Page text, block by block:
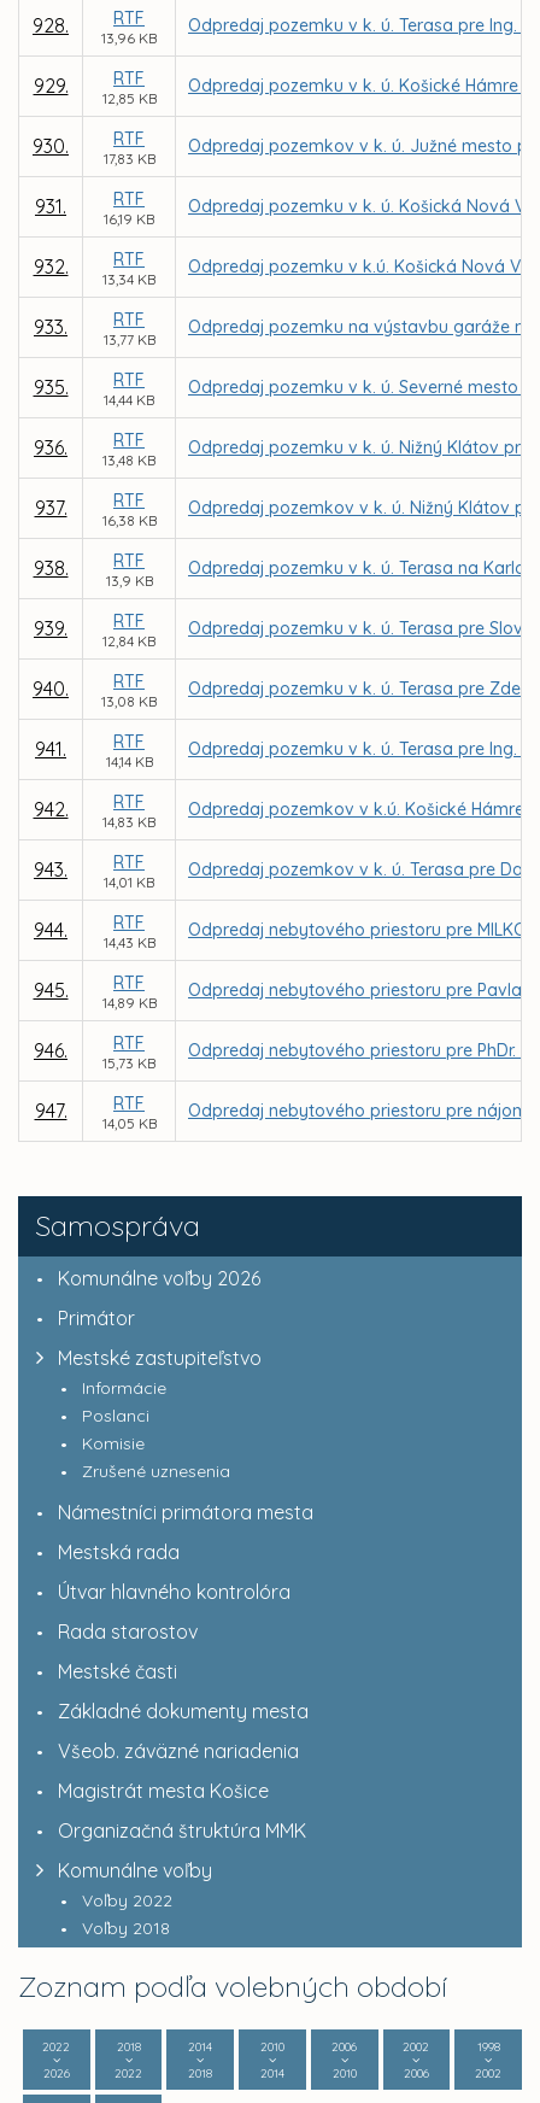
Samospráva
Komunálne voľby 2026
Primátor
Mestské zastupiteľstvo
Informácie
Poslanci
Komisie
Zrušené uznesenia
Námestníci primátora mesta
Mestská rada
Útvar hlavného kontrolóra
Rada starostov
Mestské časti
Základné dokumenty mesta
Všeob. záväzné nariadenia
Magistrát mesta Košice
Organizačná štruktúra MMK
Komunálne voľby
Voľby 2022
Voľby 2018
Zoznam podľa volebných období
2022
2026
2018
2022
2014
2018
2010
2014
2006
2010
2002
2006
1998
2002
928. RTF
13,96 KB
Odpredaj pozemku v k. ú. Terasa pre Ing.
929. RTF
12,85 KB
Odpredaj pozemku v k. ú. Košické Hámre
930. RTF
17,83 KB
Odpredaj pozemkov v k. ú. Južné mesto
931. RTF
16,19 KB
Odpredaj pozemku v k. ú. Košická Nová
932. RTF
13,34 KB
Odpredaj pozemku v k.ú. Košická Nová
933. RTF
13,77 KB
Odpredaj pozemku na výstavbu garáže
935. RTF
14,44 KB
Odpredaj pozemku v k. ú. Severné mesto
936. RTF
13,48 KB
Odpredaj pozemku v k. ú. Nižný Klátov pre
937. RTF
16,38 KB
Odpredaj pozemkov v k. ú. Nižný Klátov pre
938. RTF
13,9 KB
Odpredaj pozemku v k. ú. Terasa na
939. RTF
12,84 KB
Odpredaj pozemku v k. ú. Terasa pre
940. RTF
13,08 KB
Odpredaj pozemku v k. ú. Terasa pre
941. RTF
14,14 KB
Odpredaj pozemku v k. ú. Terasa pre Ing.
942. RTF
14,83 KB
Odpredaj pozemkov v k.ú. Košické Hámre
943. RTF
14,01 KB
Odpredaj pozemkov v k. ú. Terasa pre
944. RTF
14,43 KB
Odpredaj nebytového priestoru pre
945. RTF
14,89 KB
Odpredaj nebytového priestoru pre Pavla
946. RTF
15,73 KB
Odpredaj nebytového priestoru pre PhDr.
947. RTF
14,05 KB
Odpredaj nebytového priestoru pre